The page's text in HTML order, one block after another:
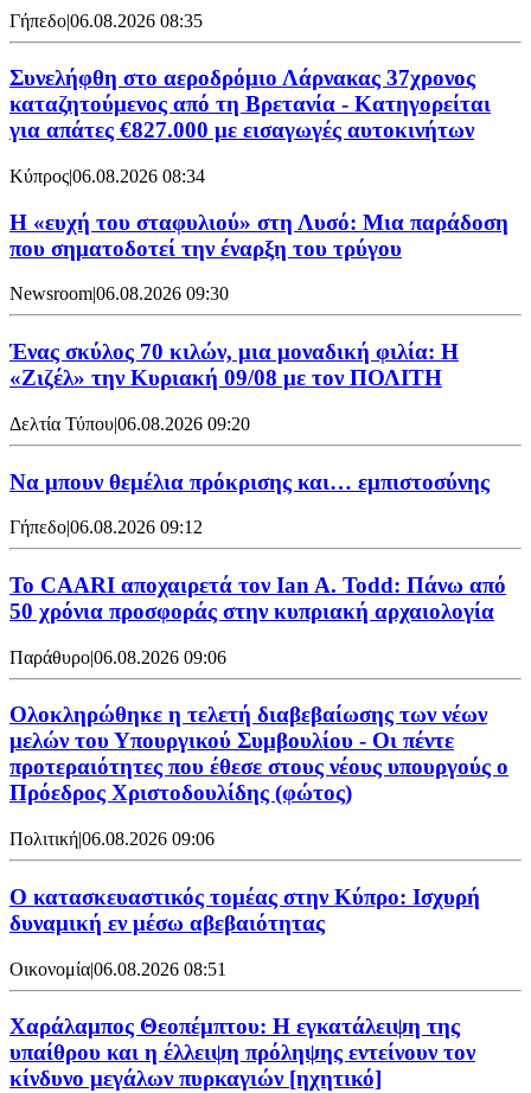
Γήπεδο|06.08.2026 08:35
Συνελήφθη στο αεροδρόμιο Λάρνακας 37χρονος
καταζητούμενος από τη Βρετανία - Κατηγορείται
για απάτες €827.000 με εισαγωγές αυτοκινήτων
Κύπρος|06.08.2026 08:34
Η «ευχή του σταφυλιού» στη Λυσό: Μια παράδοση
που σηματοδοτεί την έναρξη του τρύγου
Newsroom|06.08.2026 09:30
Ένας σκύλος 70 κιλών, μια μοναδική φιλία: Η
«Ζιζέλ» την Κυριακή 09/08 με τον ΠΟΛΙΤΗ
Δελτία Τύπου|06.08.2026 09:20
Να μπουν θεμέλια πρόκρισης και… εμπιστοσύνης
Γήπεδο|06.08.2026 09:12
Το CAARI αποχαιρετά τον Ian A. Todd: Πάνω από
50 χρόνια προσφοράς στην κυπριακή αρχαιολογία
Παράθυρο|06.08.2026 09:06
Ολοκληρώθηκε η τελετή διαβεβαίωσης των νέων
μελών του Υπουργικού Συμβουλίου - Οι πέντε
προτεραιότητες που έθεσε στους νέους υπουργούς ο
Πρόεδρος Χριστοδουλίδης (φώτος)
Πολιτική|06.08.2026 09:06
Ο κατασκευαστικός τομέας στην Κύπρο: Ισχυρή
δυναμική εν μέσω αβεβαιότητας
Οικονομία|06.08.2026 08:51
Χαράλαμπος Θεοπέμπτου: Η εγκατάλειψη της
υπαίθρου και η έλλειψη πρόληψης εντείνουν τον
κίνδυνο μεγάλων πυρκαγιών [ηχητικό]